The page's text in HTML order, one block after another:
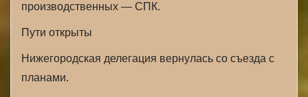
производственных — СПК.
Пути открыты
Нижегородская делегация вернулась со съезда с
планами.